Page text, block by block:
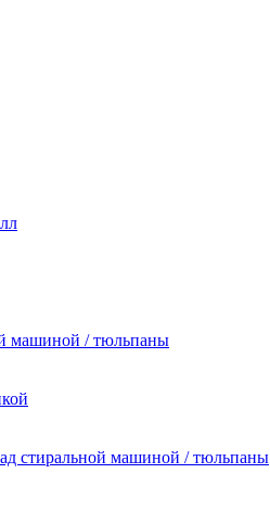
машиной / тюльпаны
стиральной машиной / тюльпаны